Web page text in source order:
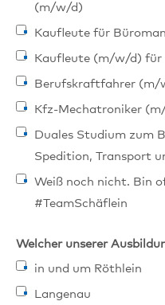
(m/w/d)
Kaufleute für
Kaufleute (m/w/d) für
Berufskraftfahrer (m/
Kfz-Mechatroniker
Duales Studium zum
Spedition, Transport
Weiß noch nicht. Bin
#TeamSchäflein
Welcher unserer
in und um Röthlein
Langenau